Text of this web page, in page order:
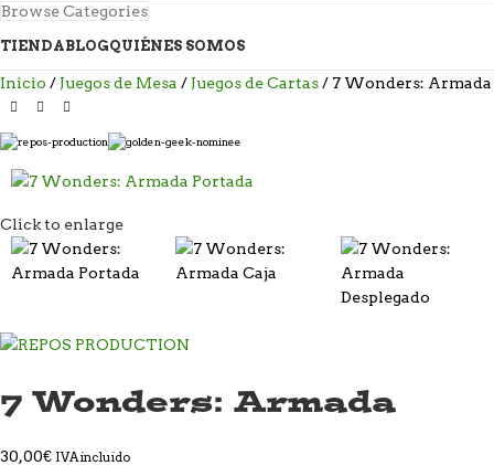
Browse Categories
TIENDABLOGQUIÉNES SOMOS
Inicio Juegos de Mesa Juegos de Cartas 7 Wonders: Armada
Click to enlarge
7 Wonders: Armada
30,00€ IVA incluido